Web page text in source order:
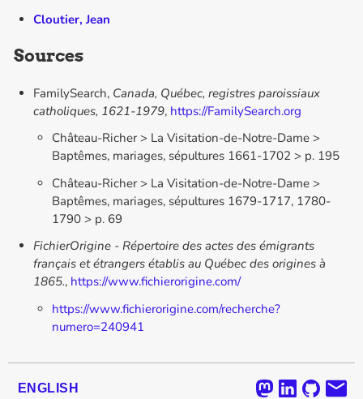
Cloutier, Jean
Sources
FamilySearch, Canada, Québec, registres paroissiaux
catholiques, 1621-1979, https://FamilySearch.org
Château-Richer > La Visitation-de-Notre-Dame >
Baptêmes, mariages, sépultures 1661-1702 > p. 195
Château-Richer > La Visitation-de-Notre-Dame >
Baptêmes, mariages, sépultures 1679-1717, 1780-
1790 > p. 69
FichierOrigine - Répertoire des actes des émigrants
français et étrangers établis au Québec des origines à
1865., https://www.fichierorigine.com/
https://www.fichierorigine.com/recherche?
numero=240941
ENGLISH